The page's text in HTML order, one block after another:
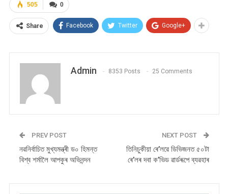
0
505
Share Facebook Twitter Google+
Admin 8353 Posts 25 Comments
PREV POST
নৱনিৰ্বাচিত মুখ্যমন্ত্ৰী ড০ হিমন্ত
বিশ্ব শৰ্মালৈ আপকুৰ অভিনন্দন
NEXT POST
তিনিচুকীয়া ৰে’লৱে ডিভিজনত ৫০টা
ৰে’লৰ দবা ক’ভিড ৱার্ডৰূপে ব্যৱহাৰ